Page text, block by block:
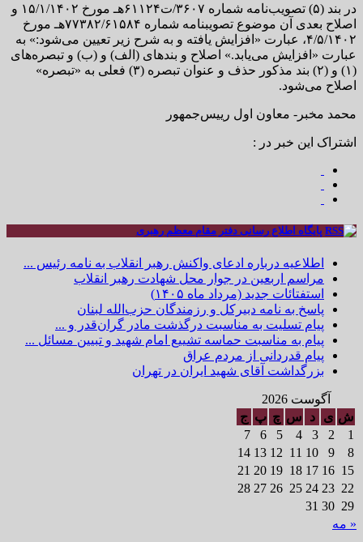
در بند (۵) تصویب‌نامه شماره ۳۶۰۷/ت۶۱۱۲۴هـ مورخ ۱۵/۱/۱۴۰۲ و
اصلاح بعدی آن موضوع تصویبنامه شماره ۷۷۳۸۲/۶۱۵۸۴هـ مورخ
۴/۵/۱۴۰۲، عبارت «افزایش یافته و به شرح زیر تعیین می‌شود:» به
عبارت «افزایش می‌یابد.» اصلاح و بندهای (الف) و (ب) و تبصره‌های
(۱) و (۲) بند مذکور حذف و عنوان تبصره (۳) فعلی به «تبصره»
اصلاح می‌شود.
محمد مخبر- معاون اول رییس‌جمهور
اشتراک این خبر در :
پایگاه اطلاع رسانی دفتر مقام معظم رهبری
اطلاعیه درباره ادعای واکنش رهبر انقلاب به نامه رئیس ...
مراسم اربعین در جوار محل شهادت رهبر انقلاب
استفتائات جدید (مرداد ماه ۱۴۰۵)
پاسخ به نامه دبیرکل و رزمندگان حزب‌الله لبنان
پیام تسلیت به مناسبت درگذشت مادر گران‌قدر و ...
پیام به مناسبت حماسه تشییع امام شهید و تبیین مسائل ...
پیام قدردانی از مردم عراق
بزرگداشت آقای شهید ایران در تهران
آگوست 2026
ش ی د س چ پ ج
1
2
3
4
5
6
7
8
9
10
11
12
13
14
15
16
17
18
19
20
21
22
23
24
25
26
27
28
29
30
31
« مه